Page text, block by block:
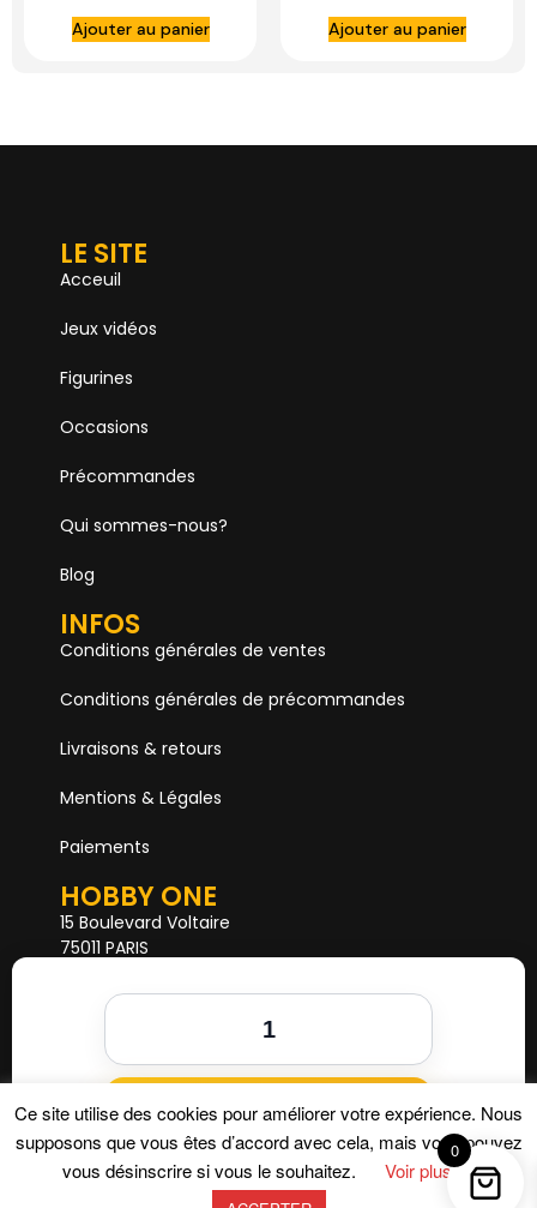
Ajouter au panier
STUDIOS
Ajouter au panier
Ranger – IRON
STUDIOS
Ajouter au panier
LE SITE
Acceuil
Jeux vidéos
Figurines
Occasions
Précommandes
Qui sommes-nous?
Blog
INFOS
Conditions générales de ventes
Conditions générales de précommandes
Livraisons & retours
Mentions & Légales
Paiements
HOBBY ONE
15 Boulevard Voltaire
75011 PARIS
Mail. hobby1shop@gmail.com
Tél. 01 402 11 402
NOUS SUIVRE
Ce site utilise des cookies pour améliorer votre expérience. Nous
supposons que vous êtes d’accord avec cela, mais vous pouvez
vous désinscrire si vous le souhaitez.
Voir plus
0